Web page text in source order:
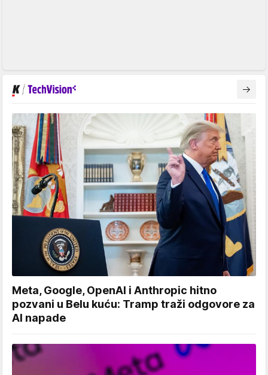
Meta, Google, OpenAI i Anthropic hitno
pozvani u Belu kuću: Tramp traži odgovore za
AI napade